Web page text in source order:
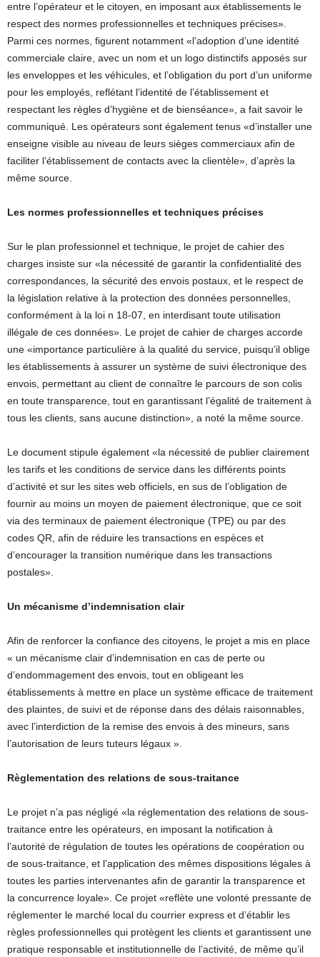
entre l’opérateur et le citoyen, en imposant aux établissements le
respect des normes professionnelles et techniques précises».
Parmi ces normes, figurent notamment «l’adoption d’une identité
commerciale claire, avec un nom et un logo distinctifs apposés sur
les enveloppes et les véhicules, et l’obligation du port d’un uniforme
pour les employés, reflétant l’identité de l’établissement et
respectant les règles d’hygiène et de bienséance», a fait savoir le
communiqué. Les opérateurs sont également tenus «d’installer une
enseigne visible au niveau de leurs sièges commerciaux afin de
faciliter l’établissement de contacts avec la clientèle», d’après la
même source.
Les normes professionnelles et techniques précises
Sur le plan professionnel et technique, le projet de cahier des
charges insiste sur «la nécessité de garantir la confidentialité des
correspondances, la sécurité des envois postaux, et le respect de
la législation relative à la protection des données personnelles,
conformément à la loi n 18-07, en interdisant toute utilisation
illégale de ces données». Le projet de cahier de charges accorde
une «importance particulière à la qualité du service, puisqu’il oblige
les établissements à assurer un système de suivi électronique des
envois, permettant au client de connaître le parcours de son colis
en toute transparence, tout en garantissant l’égalité de traitement à
tous les clients, sans aucune distinction», a noté la même source.
Le document stipule également «la nécessité de publier clairement
les tarifs et les conditions de service dans les différents points
d’activité et sur les sites web officiels, en sus de l’obligation de
fournir au moins un moyen de paiement électronique, que ce soit
via des terminaux de paiement électronique (TPE) ou par des
codes QR, afin de réduire les transactions en espèces et
d’encourager la transition numérique dans les transactions
postales».
Un mécanisme d’indemnisation clair
Afin de renforcer la confiance des citoyens, le projet a mis en place
« un mécanisme clair d’indemnisation en cas de perte ou
d’endommagement des envois, tout en obligeant les
établissements à mettre en place un système efficace de traitement
des plaintes, de suivi et de réponse dans des délais raisonnables,
avec l’interdiction de la remise des envois à des mineurs, sans
l’autorisation de leurs tuteurs légaux ».
Règlementation des relations de sous-traitance
Le projet n’a pas négligé «la réglementation des relations de sous-
traitance entre les opérateurs, en imposant la notification à
l’autorité de régulation de toutes les opérations de coopération ou
de sous-traitance, et l’application des mêmes dispositions légales à
toutes les parties intervenantes afin de garantir la transparence et
la concurrence loyale». Ce projet «reflète une volonté pressante de
réglementer le marché local du courrier express et d’établir les
règles professionnelles qui protègent les clients et garantissent une
pratique responsable et institutionnelle de l’activité, de même qu’il